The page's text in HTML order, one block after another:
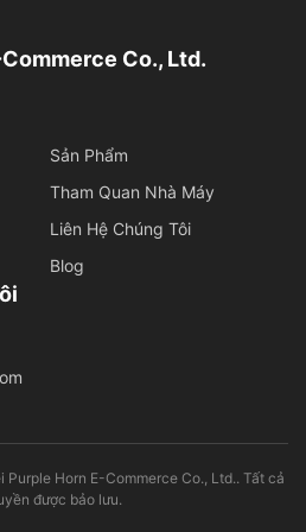
Co., Ltd.
Sản Phẩm
Tham Quan Nhà Máy
Liên Hệ Chúng Tôi
Blog
Horn E-Commerce Co., Ltd.. Tất cả
được bảo lưu.